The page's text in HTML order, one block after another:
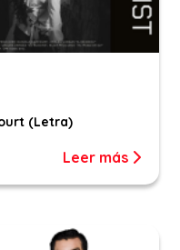
(Letra)
Leer más